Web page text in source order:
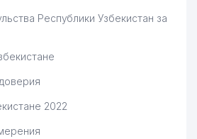
Республики Узбекистан за
2022